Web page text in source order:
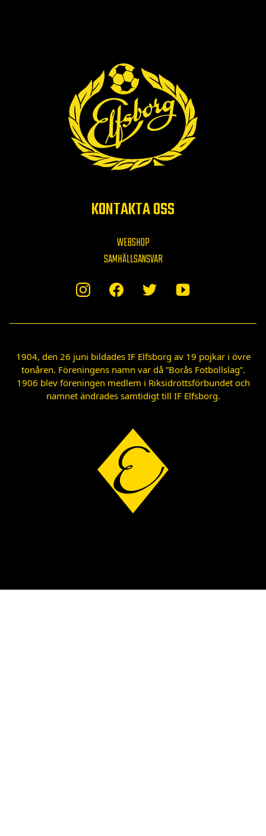
KONTAKTA OSS
WEBSHOP
SAMHÄLLSANSVAR
1904, den 26 juni bildades IF Elfsborg av 19 pojkar i övre
tonåren. Föreningens namn var då ”Borås Fotbollslag”.
1906 blev föreningen medlem i Riksidrottsförbundet och
namnet ändrades samtidigt till IF Elfsborg.